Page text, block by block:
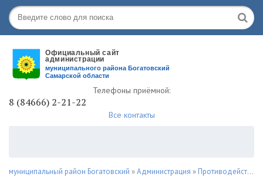
Телефоны приёмной:
8 (84666) 2-21-22
Все контакты
муниципальный район Богатовский »Администрация » Противодействие коррупции